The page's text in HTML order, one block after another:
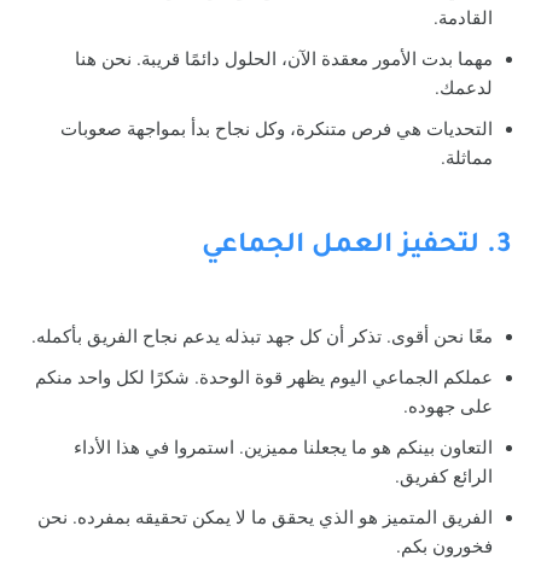
القادمة.
مهما بدت الأمور معقدة الآن، الحلول دائمًا قريبة. نحن هنا
لدعمك.
التحديات هي فرص متنكرة، وكل نجاح بدأ بمواجهة صعوبات
مماثلة.
3. لتحفيز العمل الجماعي
معًا نحن أقوى. تذكر أن كل جهد تبذله يدعم نجاح الفريق بأكمله.
عملكم الجماعي اليوم يظهر قوة الوحدة. شكرًا لكل واحد منكم
على جهوده.
التعاون بينكم هو ما يجعلنا مميزين. استمروا في هذا الأداء
الرائع كفريق.
الفريق المتميز هو الذي يحقق ما لا يمكن تحقيقه بمفرده. نحن
فخورون بكم.